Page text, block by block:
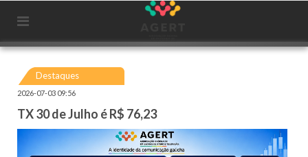
Destaques
2026-07-03 09:56
TX 30 de Julho é R$ 76,23